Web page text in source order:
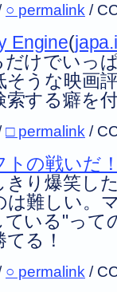
○ permalink /
Engine(
だけでいっ
そうな映画
索する癖を
□ permalink /
トの戦いだ
きり爆笑し
は難しい。
いる って
る！
○ permalink /